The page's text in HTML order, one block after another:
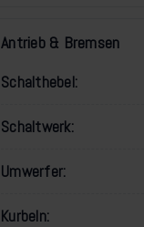
Antrieb & Bremsen
Schalthebel:
Schaltwerk:
Umwerfer:
Kurbeln: